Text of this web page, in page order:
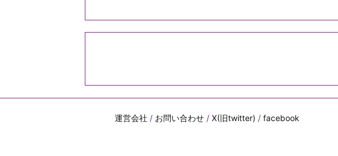
運営会社 / お問い合わせ/ X(旧twitter) / facebook